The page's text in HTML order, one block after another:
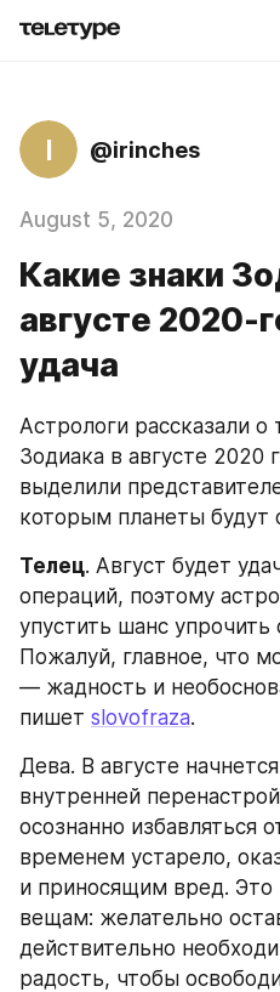
I @irinches
August 5, 2020
Какие знаки
августе 2020-
удача
Астрологи рассказали
Зодиака в августе 2020
выделили
которым планеты будут
Телец. Август будет
операций, поэтому
упустить шанс упрочить
Пожалуй, главное, что
— жадность и
пишет slovofraza.
Дева. В августе
внутренней
осознанно избавляться
временем устарело,
и приносящим вред. Это
вещам: желательно
действительно
радость, чтобы